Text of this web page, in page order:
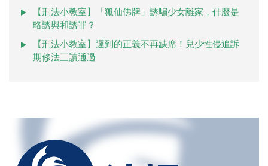
【刑法小教室】「狐仙佛牌」誘騙少女離家，什麼是
略誘與和誘罪？
【刑法小教室】遲到的正義不再缺席！兒少性侵追訴
期修法三讀通過